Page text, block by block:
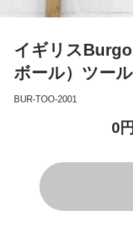
イギリス
ボール）ツー
BUR-TOO-2001
0